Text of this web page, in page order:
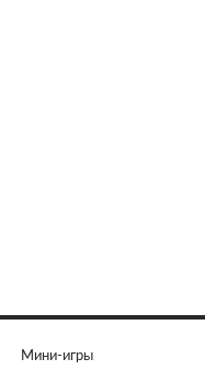
Мини-игры